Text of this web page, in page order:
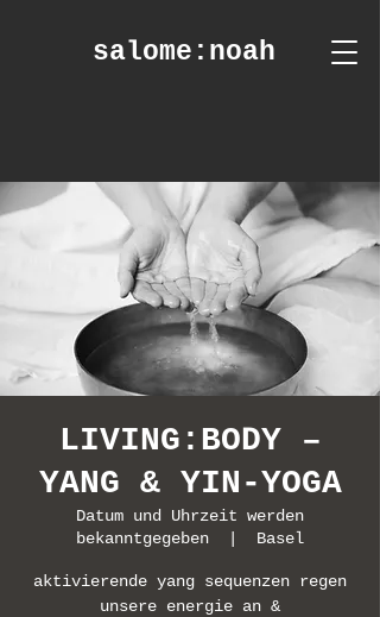
salome :noah
LIVING:BODY –
YANG & YIN-YOGA
Datum und Uhrzeit werden
bekanntgegeben
Basel
aktivierende yang sequenzen regen
unsere energie an &